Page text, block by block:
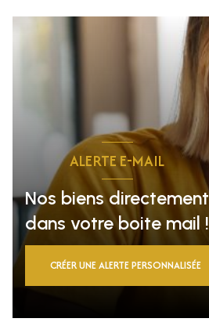
ALERTE E-MAIL
Nos biens directement
dans votre boite mail !
CRÉER UNE ALERTE PERSONNALISÉE